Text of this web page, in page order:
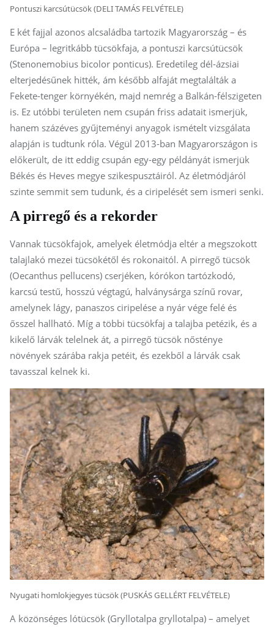
Pontuszi karcsútücsök (DELI TAMÁS FELVÉTELE)
E két fajjal azonos alcsaládba tartozik Magyarország – és
Európa – legritkább tücsökfaja, a pontuszi karcsútücsök
(Stenonemobius bicolor ponticus). Eredetileg dél-ázsiai
elterjedésűnek hitték, ám később alfaját megtalálták a
Fekete-tenger környékén, majd nemrég a Balkán-félszigeten
is. Ez utóbbi területen nem csupán friss adatait ismerjük,
hanem százéves gyűjteményi anyagok ismételt vizsgálata
alapján is tudtunk róla. Végül 2013-ban Magyarországon is
előkerült, de itt eddig csupán egy-egy példányát ismerjük
Békés és Heves megye szikespusztáiról. Az életmódjáról
szinte semmit sem tudunk, és a ciripelését sem ismeri senki.
A pirregő és a rekorder
Vannak tücsökfajok, amelyek életmódja eltér a megszokott
talajlakó mezei tücsökétől és rokonaitól. A pirregő tücsök
(Oecanthus pellucens) cserjéken, kórókon tartózkodó,
karcsú testű, hosszú végtagú, halványsárga színű rovar,
amelynek lágy, panaszos ciripelése a nyár vége felé és
ősszel hallható. Míg a többi tücsökfaj a talajba petézik, és a
kikelő lárvák telelnek át, a pirregő tücsök nősténye
növények szárába rakja petéit, és ezekből a lárvák csak
tavasszal kelnek ki.
Nyugati homlokjegyes tücsök (PUSKÁS GELLÉRT FELVÉTELE)
A közönséges lótücsök (Gryllotalpa gryllotalpa) – amelyet